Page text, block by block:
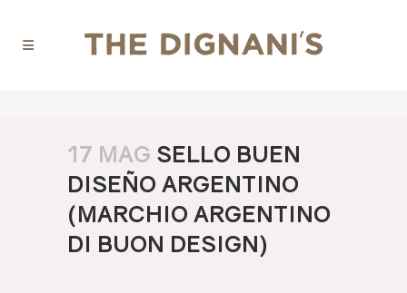
17 MAG SELLO BUEN
DISEÑO ARGENTINO
(MARCHIO ARGENTINO
DI BUON DESIGN)